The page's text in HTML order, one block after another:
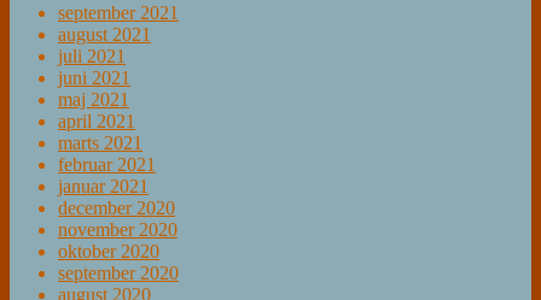
september 2021
august 2021
juli 2021
juni 2021
maj 2021
april 2021
marts 2021
februar 2021
januar 2021
december 2020
november 2020
oktober 2020
september 2020
august 2020